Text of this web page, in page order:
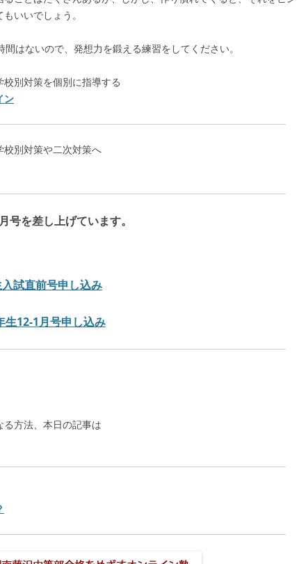
いいでしょう。
はないので、発想力を鍛える練習をしてください。
別対策を個別に指導する
ン
校別対策や二次対策へ
号を差し上げています。
試直前号申し込み
生12-1月号申し込み
方法、本日の記事は